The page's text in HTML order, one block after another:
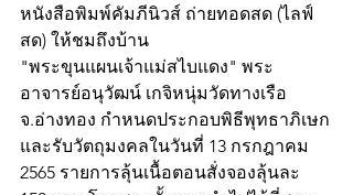
หนังสือพิมพ์คัมภีนิวส์ ถ่ายทอดสด (ไลฟ์
สด) ให้ชมถึงบ้าน
"พระขุนแผนเจ้าแม่สไบแดง" พระ
อาจารย์อนุวัฒน์ เกจิหนุ่มวัดทางเรือ
จ.อ่างทอง กำหนดประกอบพิธีพุทธาภิเษก
และรับวัตถุมงคลในวันที่ 13 กรกฎาคม
2565 รายการลุ้นเนื้อตอนสั่งจองลุ้นละ